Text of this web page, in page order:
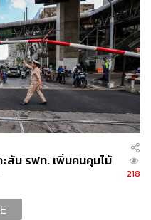
สัน รฟท. เพิ่มคนคุมไม้
218